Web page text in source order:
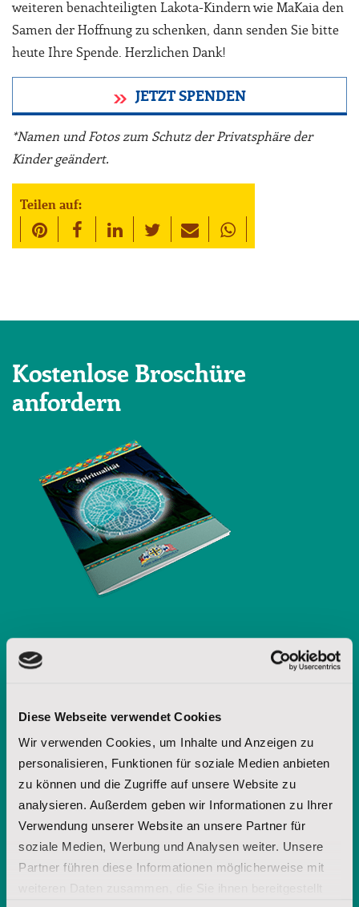
Diese Webseite verwendet Cookies
Wir verwenden Cookies, um Inhalte und Anzeigen zu
personalisieren, Funktionen für soziale Medien anbieten
zu können und die Zugriffe auf unsere Website zu
analysieren. Außerdem geben wir Informationen zu Ihrer
Verwendung unserer Website an unsere Partner für
soziale Medien, Werbung und Analysen weiter. Unsere
Partner führen diese Informationen möglicherweise mit
weiteren benachteiligten Lakota-Kindern wie MaKaia den
Samen der Hoffnung zu schenken, dann senden Sie bitte
heute Ihre Spende. Herzlichen Dank!
JETZT SPENDEN
*Namen und Fotos zum Schutz der Privatsphäre der
Kinder geändert.
Teilen auf:
Kostenlose Broschüre
anfordern
Nachname